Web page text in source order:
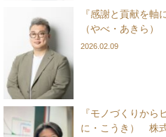
『感謝と貢献を軸
（やべ・あきら
2026.02.09
『モノづくりから
に・こうき） 株